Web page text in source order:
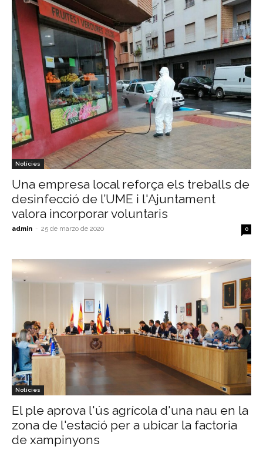
Notícies
Una empresa local reforça els treballs de
desinfecció de l’UME i l'Ajuntament
valora incorporar voluntaris
admin - 25 de marzo de 2020 0
Notícies
El ple aprova l'ús agrícola d'una nau en la
zona de l'estació per a ubicar la factoria
de xampinyons